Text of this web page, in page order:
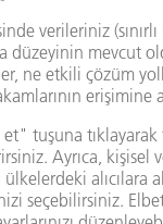
(07/2025 -
(04/2022 -